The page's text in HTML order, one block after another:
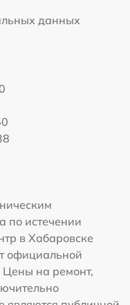
данных
по истечении
в Хабаровске
официальной
Цены на ремонт,